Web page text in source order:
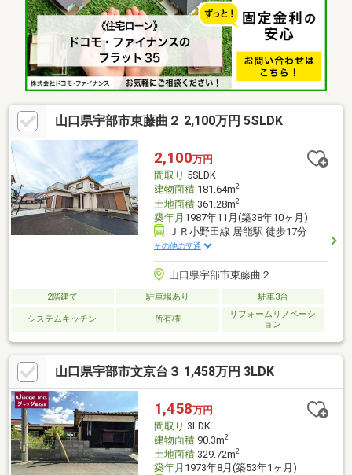
し前のクリーニングサービス。・引越し業者による割引きサービ
ス。◆地元業者のYネットで買うと超お得！【価格！(安)、金利！
(安)、サービス！(多)、税金！(得)】【アフターサービスに特に自
信あり】
山口県宇部市東藤曲２ 2,100万円 5SLDK
2,100万円
間取り 5SLDK
建物面積181.64m2
土地面積361.28m2
築年月 1987年11月(築38年10ヶ月)
ＪＲ小野田線 居能駅 徒歩17分
その他の交通
山口県宇部市東藤曲２
2階建て 駐車場あり 駐車3台
システムキッチン 所有権
リフォームリノベーシ
ョン
山口県宇部市文京台３ 1,458万円 3LDK
1,458万円
間取り 3LDK
建物面積90.3m2
土地面積329.72m2
築年月 1973年8月(築53年1ヶ月)